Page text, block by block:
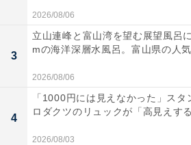
「用宗みなと温泉」の口コミは
「用宗みなと温泉」には以下のよ
2026/08/06
3
立山連峰と富山湾を望む展望風呂
mの海洋深層水風呂。富山県の人気
2026/08/06
4
「1000円には見えなかった」スタ
ロダクツのリュックが「高見えす
2026/08/03